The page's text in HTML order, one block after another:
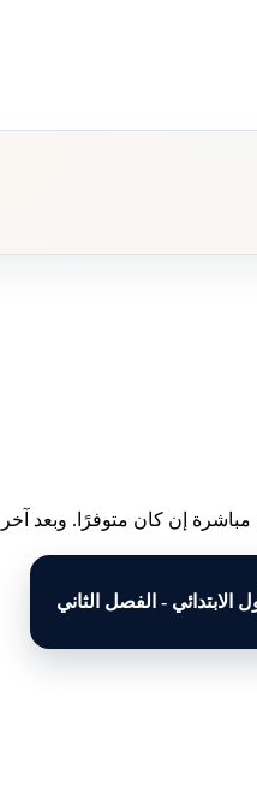
إن كان متوفرًا. وبعد آخر
الابتدائي - الفصل الثاني